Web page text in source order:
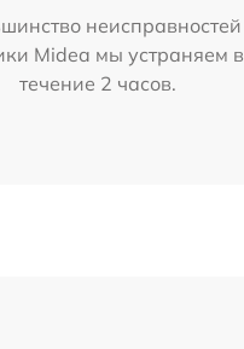
неисправностей
Midea мы устраняем в
течение 2 часов.